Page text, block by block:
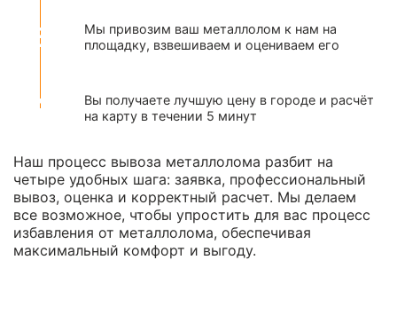
Мы привозим ваш металлолом к нам на
площадку, взвешиваем и оцениваем его
Вы получаете лучшую цену в городе и расчёт
на карту в течении 5 минут
Наш процесс вывоза металлолома разбит на
четыре удобных шага: заявка, профессиональный
вывоз, оценка и корректный расчет. Мы делаем
все возможное, чтобы упростить для вас процесс
избавления от металлолома, обеспечивая
максимальный комфорт и выгоду.